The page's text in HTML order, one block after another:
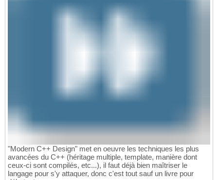
"Modern C++ Design" met en oeuvre les techniques les plus
avancées du C++ (héritage multiple, template, manière dont
ceux-ci sont compilés, etc...), il faut déjà bien maîtriser le
langage pour s'y attaquer, donc c'est tout sauf un livre pour